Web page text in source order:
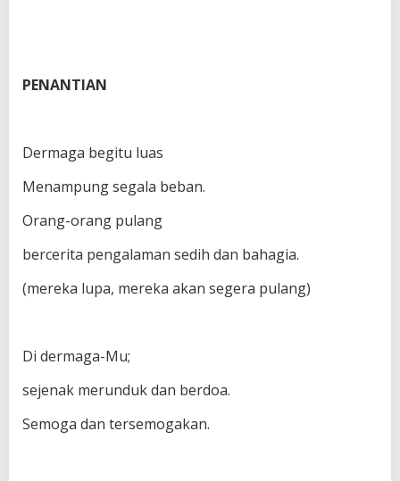
PENANTIAN
Dermaga begitu luas
Menampung segala beban.
Orang-orang pulang
bercerita pengalaman sedih dan bahagia.
(mereka lupa, mereka akan segera pulang)
Di dermaga-Mu;
sejenak merunduk dan berdoa.
Semoga dan tersemogakan.